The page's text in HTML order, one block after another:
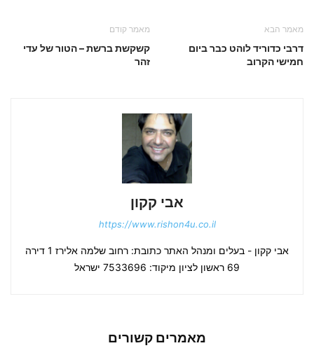
מאמר קודם
קשקשת ברשת – הטור של עדי
זהר
מאמר הבא
דרבי כדוריד לוהט כבר ביום
חמישי הקרוב
אבי קקון
https://www.rishon4u.co.il
אבי קקון - בעלים ומנהל האתר כתובת: רחוב שלמה אלירז 1 דירה
69 ראשון לציון מיקוד: 7533696 ישראל
מאמרים קשורים